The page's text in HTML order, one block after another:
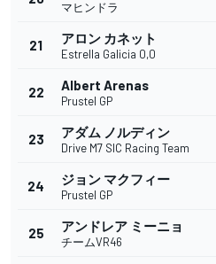
マヒンドラ
21 アロン カネット
Estrella Galicia 0,0
22 Albert Arenas
Prustel GP
23 アダム ノルディン
Drive M7 SIC Racing Team
24 ジョン マクフィー
Prustel GP
25 アンドレア ミーニョ
チームVR46